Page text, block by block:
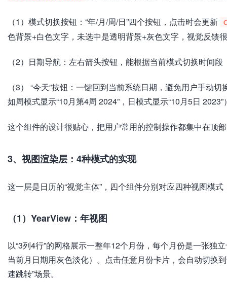
（1）模式切换按钮：“年/月/周/日”四个按钮，点击时会更新
色背景+白色文字，未选中是透明背景+灰色文字，视觉反馈
（2）日期导航：左右箭头按钮，能根据当前模式切换时间
（3） “今天”按钮：一键回到当前系统日期，避免用户手动
如周模式显示“10月第4周 2024”，日模式显示“10月5日 2023”
这个组件的设计很贴心，把用户常用的控制操作都集中在顶
3、视图渲染层：4种模式的实现
这一层是日历的“视觉主体”，四个组件分别对应四种视图模
（1）YearView：年视图
以“3列4行”的网格展示一整年12个月份，每个月份是一张独
当前月日期用灰色淡化）。点击任意月份卡片，会自动切
速跳转”场景。